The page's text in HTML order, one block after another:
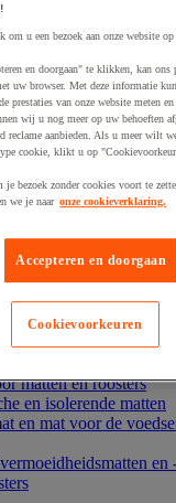
en doorrolstelling
voor lange lasten
en spoelen
rooster
matten en roosters
en isolerende matten
en mat voor de
en
u een bezoek aan onze website
en doorgaan" te klikken, kan ons
uw browser. Met deze informatie
prestaties van onze website meten
wij u nog meer op uw behoeften
reclame aanbieden. Als u meer wilt
cookie, klikt u op
je bezoek zonder cookies voort te
we je naar onze cookieverklaring.
Accepteren en doorgaan
Cookievoorkeuren